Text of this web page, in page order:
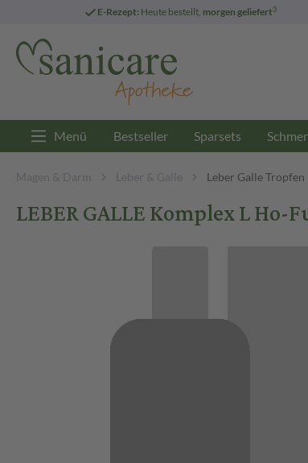
E-Rezept: Heute bestellt, morgen geliefert3
Menü Bestseller Sparsets
Magen & Darm Leber & Galle Leber Galle Tropfen
LEBER GALLE Komplex L